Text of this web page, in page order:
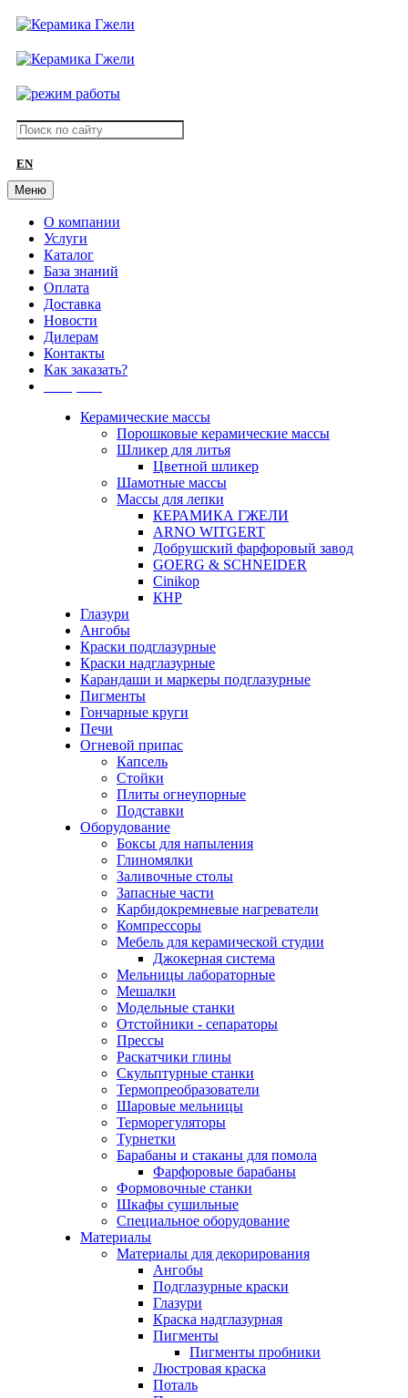
EN
Меню
О компании
Услуги
Каталог
База знаний
Оплата
Доставка
Новости
Дилерам
Контакты
Как заказать?
Керамические массы
Порошковые керамические массы
Шликер для литья
Цветной шликер
Шамотные массы
Массы для лепки
КЕРАМИКА ГЖЕЛИ
ARNO WITGERT
Добрушский фарфоровый завод
GOERG & SCHNEIDER
Cinikop
КНР
Глазури
Ангобы
Краски подглазурные
Краски надглазурные
Карандаши и маркеры подглазурные
Пигменты
Гончарные круги
Печи
Огневой припас
Капсель
Стойки
Плиты огнеупорные
Подставки
Оборудование
Боксы для напыления
Глиномялки
Заливочные столы
Запасные части
Карбидокремневые нагреватели
Компрессоры
Мебель для керамической студии
Джокерная система
Мельницы лабораторные
Мешалки
Модельные станки
Отстойники - сепараторы
Прессы
Раскатчики глины
Скульптурные станки
Термопреобразователи
Шаровые мельницы
Терморегуляторы
Турнетки
Барабаны и стаканы для помола
Фарфоровые барабаны
Формовочные станки
Шкафы сушильные
Специальное оборудование
Материалы
Материалы для декорирования
Ангобы
Подглазурные краски
Глазури
Краска надглазурная
Пигменты
Пигменты пробники
Люстровая краска
Поталь